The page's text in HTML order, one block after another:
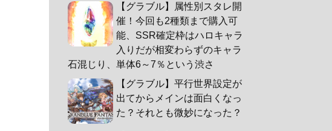
【グラブル】属性別スタレ開
催！今回も2種類まで購入可
能、SSR確定枠はハロキャラ
入りだが相変わらずのキャラ
石混じり、単体6～7％という渋さ
【グラブル】平行世界設定が
出てからメインは面白くなっ
た？それとも微妙になった？